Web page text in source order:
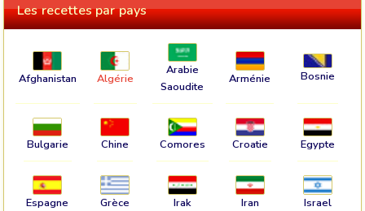
Les recettes par pays
Afghanistan Algérie
Arabie
Saoudite
Arménie Bosnie
Bulgarie Chine Comores Croatie Egypte
Espagne Grèce Irak Iran Israel